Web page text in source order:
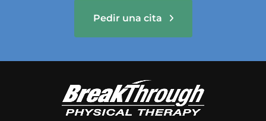
Pedir una cita